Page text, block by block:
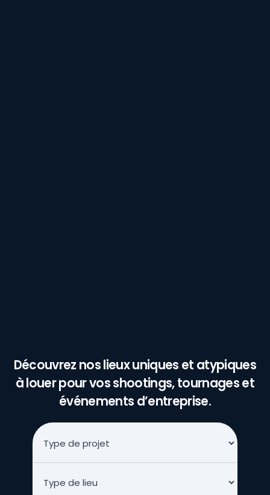
Découvrez nos lieux uniques et atypiques
à louer pour vos shootings, tournages et
événements d’entreprise.